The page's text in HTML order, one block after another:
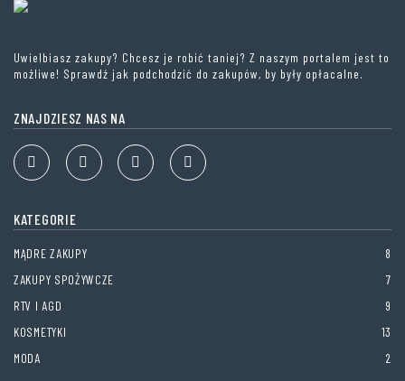
Uwielbiasz zakupy? Chcesz je robić taniej? Z naszym portalem jest to
możliwe! Sprawdź jak podchodzić do zakupów, by były opłacalne.
ZNAJDZIESZ NAS NA
KATEGORIE
MĄDRE ZAKUPY
8
ZAKUPY SPOŻYWCZE
7
RTV I AGD
9
KOSMETYKI
13
MODA
2